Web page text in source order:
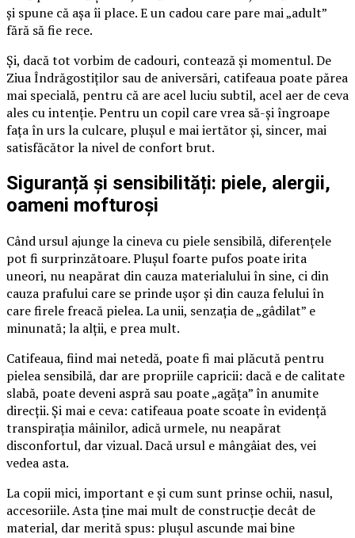
și spune că așa îi place. E un cadou care pare mai „adult”
fără să fie rece.
Și, dacă tot vorbim de cadouri, contează și momentul. De
Ziua Îndrăgostiților sau de aniversări, catifeaua poate părea
mai specială, pentru că are acel luciu subtil, acel aer de ceva
ales cu intenție. Pentru un copil care vrea să-și îngroape
fața în urs la culcare, plușul e mai iertător și, sincer, mai
satisfăcător la nivel de confort brut.
Siguranță și sensibilități: piele, alergii,
oameni mofturoși
Când ursul ajunge la cineva cu piele sensibilă, diferențele
pot fi surprinzătoare. Plușul foarte pufos poate irita
uneori, nu neapărat din cauza materialului în sine, ci din
cauza prafului care se prinde ușor și din cauza felului în
care firele freacă pielea. La unii, senzația de „gâdilat” e
minunată; la alții, e prea mult.
Catifeaua, fiind mai netedă, poate fi mai plăcută pentru
pielea sensibilă, dar are propriile capricii: dacă e de calitate
slabă, poate deveni aspră sau poate „agăța” în anumite
direcții. Și mai e ceva: catifeaua poate scoate în evidență
transpirația mâinilor, adică urmele, nu neapărat
disconfortul, dar vizual. Dacă ursul e mângâiat des, vei
vedea asta.
La copii mici, important e și cum sunt prinse ochii, nasul,
accesoriile. Asta ține mai mult de construcție decât de
material, dar merită spus: plușul ascunde mai bine